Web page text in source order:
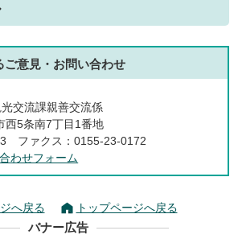
ご意見・お問い合わせ
交流課親善交流係
5条南7丁目1番地
ファクス：0155-23-0172
わせフォーム
へ戻る トップページへ戻る
バナー広告